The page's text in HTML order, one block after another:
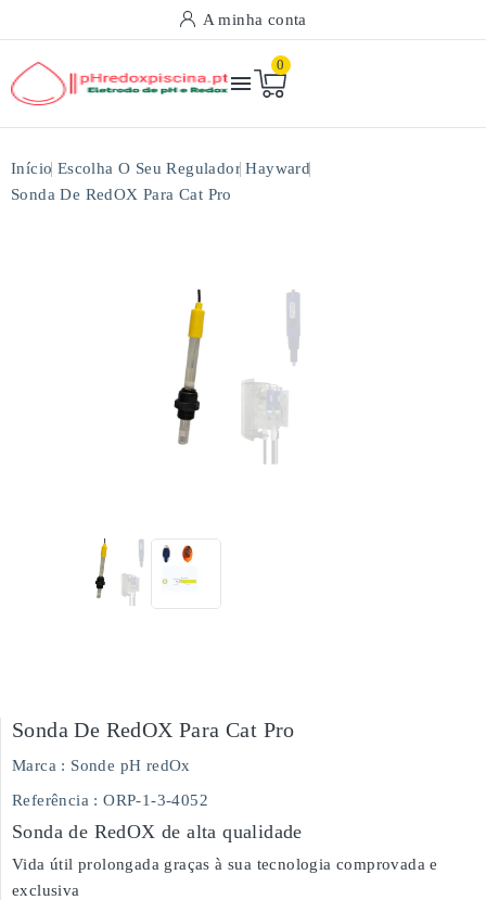
A minha conta

0
Início Escolha O Seu Regulador Hayward
Sonda De RedOX Para Cat Pro
Sonda De RedOX Para Cat Pro
Marca : Sonde pH redOx
Referência : ORP-1-3-4052
Sonda de RedOX de alta qualidade
Vida útil prolongada graças à sua tecnologia comprovada e
exclusiva